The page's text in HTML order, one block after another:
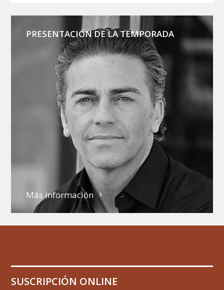
PRESENTACIÓN DE LA TEMPORADA
Más información
SUSCRIPCIÓN ONLINE